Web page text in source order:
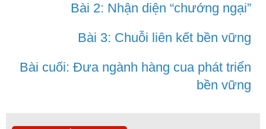
Bài 2: Nhận diện “chướng ngại”
Bài 3: Chuỗi liên kết bền vững
Bài cuối: Đưa ngành hàng cua phát triển
bền vững